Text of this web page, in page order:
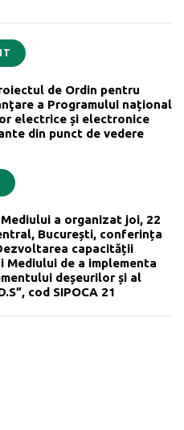
de Ordin pentru
a Programului național
electrice și electronice
din punct de vedere
a organizat joi, 22
București, conferința
capacității
de a implementa
deșeurilor și al
cod SIPOCA 21